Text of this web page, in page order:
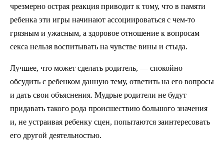
чрезмерно острая реакция приводит к тому, что в памяти
ребенка эти игры начинают ассоциироваться с чем-то
грязным и ужасным, а здоровое отношение к вопросам
секса нельзя воспитывать на чувстве вины и стыда.
Лучшее, что может сделать родитель, — спокойно
обсудить с ребенком данную тему, ответить на его вопросы
и дать свои объяснения. Мудрые родители не будут
придавать такого рода происшествию большого значения
и, не устраивая ребенку сцен, попытаются заинтересовать
его другой деятельностью.